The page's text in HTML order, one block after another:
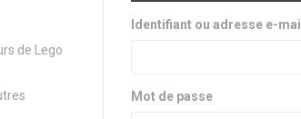
de Lego
Identifiant ou adresse e-mail
Mot de passe